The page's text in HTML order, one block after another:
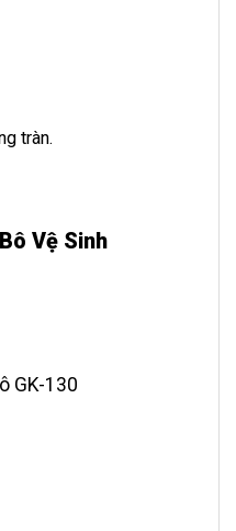
tràn.
Vệ Sinh